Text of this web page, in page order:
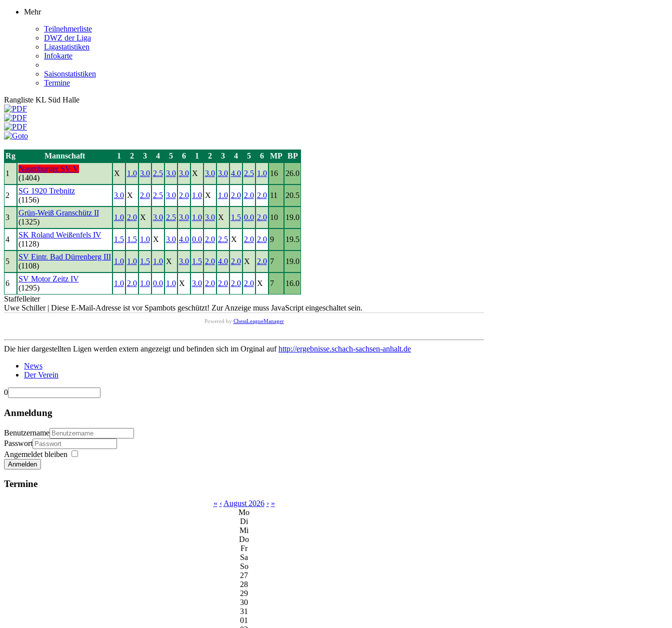
Mehr
Teilnehmerliste
DWZ der Liga
Ligastatistiken
Infokarte
Saisonstatistiken
Termine
Rangliste KL Süd Halle
Rg Mannschaft 1 2 3 4 5 6 1 2 3 4 5 6 MP BP
1
Naumburger SV V
(1404)
X 1.0 3.0 2.5 3.0 3.0 X 3.0 3.0 4.0 2.5 1.0 16 26.0
2
SG 1920 Trebnitz
(1156)
3.0 X 2.0 2.5 3.0 2.0 1.0 X 1.0 2.0 2.0 2.0 11 20.5
3
Grün-Weiß Granschütz II
(1325)
1.0 2.0 X 3.0 2.5 3.0 1.0 3.0 X 1.5 0.0 2.0 10 19.0
4
SK Roland Weißenfels IV
(1128)
1.5 1.5 1.0 X 3.0 4.0 0.0 2.0 2.5 X 2.0 2.0 9 19.5
5
SV Eintr. Bad Dürrenberg III
(1108)
1.0 1.0 1.5 1.0 X 3.0 1.5 2.0 4.0 2.0 X 2.0 7 19.0
6
SV Motor Zeitz IV
(1295)
1.0 2.0 1.0 0.0 1.0 X 3.0 2.0 2.0 2.0 2.0 X 7
16.0
Staffelleiter
Uwe Schiller | Diese E-Mail-Adresse ist vor Spambots geschützt! Zur Anzeige muss JavaScript eingeschaltet sein.
Powered by ChessLeagueManager
Die hier dargestellten Ligen werden extern angezeigt und befinden sich im Orginal aufhttp://ergebnisse.schach-sachsen-anhalt.de
News
Der Verein
0
Anmeldung
Benutzername
Passwort
Angemeldet bleiben
Anmelden
Termine
« ‹ August 2026 › »
Mo
Di
Mi
Do
Fr
Sa
So
27
28
29
30
31
01